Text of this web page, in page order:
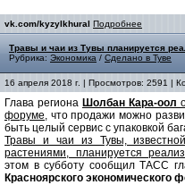
vk.com/kyzylkhural Подробнее
Травы и чаи из Тувы планируется
Рубрика: Экономика / Сделано в Туве
16 апреля 2018 г. | Просмотров: 2591 |
Глава региона Шолбан Кара-оол
форуме , что продажи можно
быть целый сервис с упаковкой
Травы и чаи из Тувы,
растениями, планируется
этом в субботу сообщил ТАСС
Красноярского экономического